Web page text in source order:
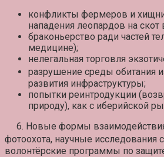
конфликты фермеров и
нападения леопардов на скот
браконьерство ради частей
медицине);
нелегальная торговля
разрушение среды обитания
развития инфраструктуры;
попытки реинтродукции
природу), как с иберийской
6. Новые формы
фотоохота, научные исследования
волонтёрские программы по